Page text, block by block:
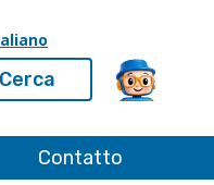
Contatto